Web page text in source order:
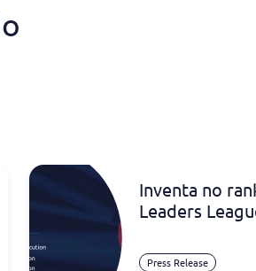
Inventa no
Leaders
Press Release